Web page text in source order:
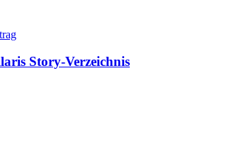
Story-Verzeichnis